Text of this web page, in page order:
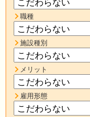
職種
施設種別
メリット
雇用形態